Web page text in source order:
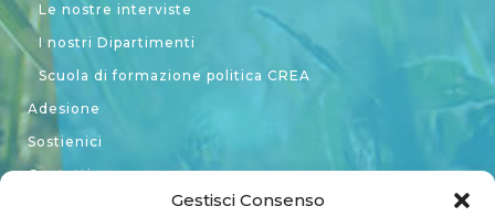
Gestisci Consenso
Le nostre interviste
I nostri Dipartimenti
Scuola di formazione politica CREA
Adesione
Sostienici
Contatti